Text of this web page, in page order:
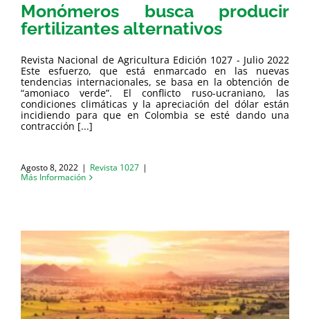
Monómeros busca producir
fertilizantes alternativos
Revista Nacional de Agricultura Edición 1027 - Julio 2022
Este esfuerzo, que está enmarcado en las nuevas
tendencias internacionales, se basa en la obtención de
“amoniaco verde”. El conflicto ruso-ucraniano, las
condiciones climáticas y la apreciación del dólar están
incidiendo para que en Colombia se esté dando una
contracción [...]
Agosto 8, 2022 | Revista 1027 |
Más Información